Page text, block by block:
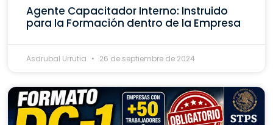
Agente Capacitador Interno: Instruido
para la Formación dentro de la Empresa
Asdrubal Urrutia 26 de septiembre de 2024